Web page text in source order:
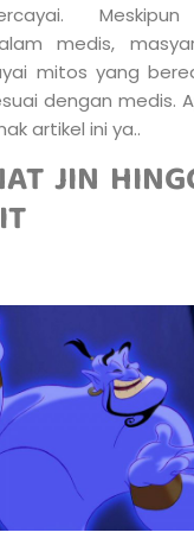
medis,
mitos yang
dengan medis.
artikel ini ya..
JIN